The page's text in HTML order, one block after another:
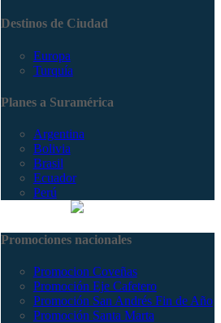
Destinos de Ciudad
Europa
Turquía
Planes a Suramérica
Argentina
Bolivia
Brasil
Ecuador
Perú
Promociones nacionales
Promocion Coveñas
Promoción Eje Cafetero
Promoción San Andrés Fin de Año
Promoción Santa Marta